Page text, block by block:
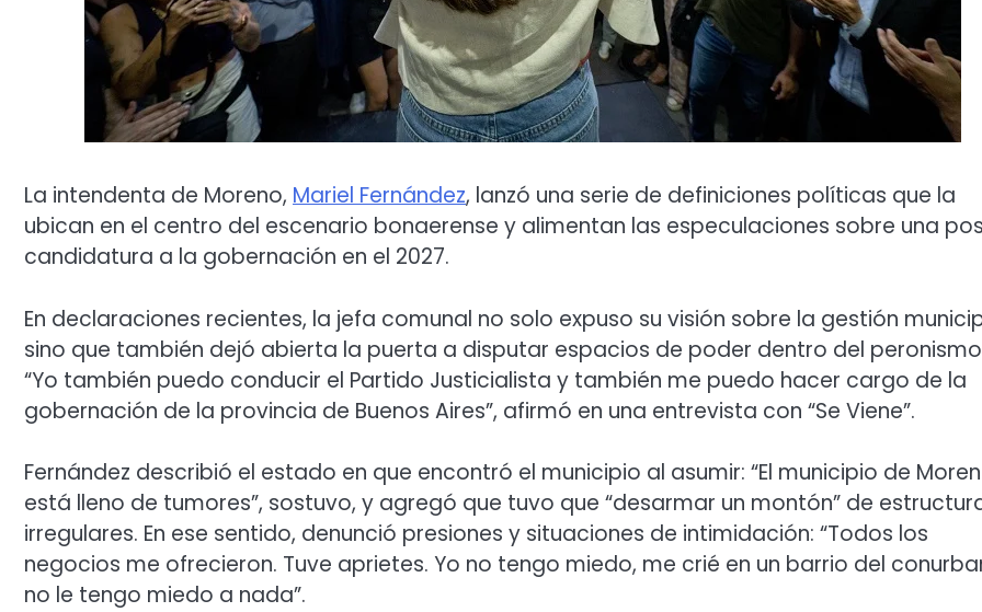
La intendenta de Moreno, Mariel Fernández, lanzó una serie de definiciones políticas que la
ubican en el centro del escenario bonaerense y alimentan las especulaciones sobre una
candidatura a la gobernación en el 2027.
En declaraciones recientes, la jefa comunal no solo expuso su visión sobre la gestión
sino que también dejó abierta la puerta a disputar espacios de poder dentro del
“Yo también puedo conducir el Partido Justicialista y también me puedo hacer cargo de la
gobernación de la provincia de Buenos Aires”, afirmó en una entrevista con “Se Viene”.
Fernández describió el estado en que encontró el municipio al asumir: “El municipio de
está lleno de tumores”, sostuvo, y agregó que tuvo que “desarmar un montón” de
irregulares. En ese sentido, denunció presiones y situaciones de intimidación: “Todos los
negocios me ofrecieron. Tuve aprietes. Yo no tengo miedo, me crié en un barrio del
no le tengo miedo a nada”.